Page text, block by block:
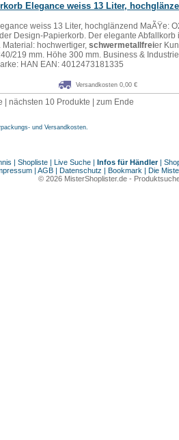
Elegance weiss 13 Liter,
weiss 13 Liter, hochglänzend MaÃŸe:
Design-Papierkorb. Der elegante Abfallkorb
Material: hochwertiger, schwermetallfreier
219 mm. Höhe 300 mm. Business &
HAN EAN: 4012473181335
Versandkosten 0,00 €
nächsten 10 Produkte zum Ende
und Versandkosten.
| Shopliste| Live Suche| Infos für Händler|
| AGB | Datenschutz | Bookmark | Die
© 2026 MisterShoplister.de-